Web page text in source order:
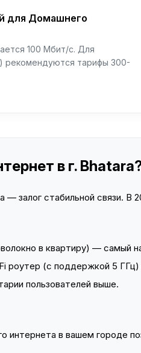
для Домашнего
100 Мбит/с. Для
рекомендуются тарифы 300-
в г.
залог стабильной связи. В
в квартиру) — самый
роутер (с поддержкой 5
пользователей выше.
в вашем городе